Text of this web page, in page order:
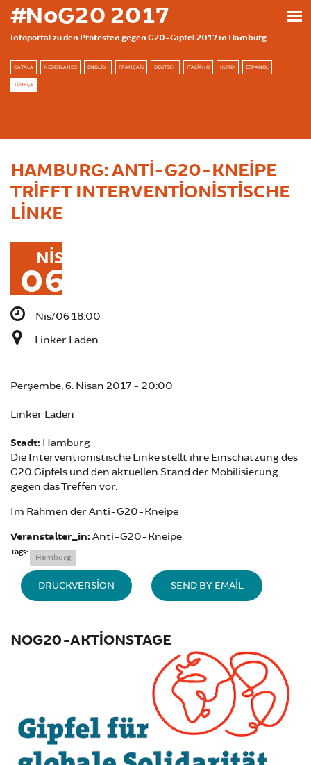
Ana içeriğe atla
#NoG20 2017
Infoportal zu den Protesten gegen G20-Gipfel 2017 in Hamburg
CATALÀ NEDERLANDS ENGLISH FRANÇAIS DEUTSCH ITALIANO KURDÎ ESPAÑOL
TÜRKÇE
HAMBURG: ANTI-G20-KNEIPE
TRIFFT INTERVENTIONISTISCHE
LINKE
NIS
06
Nis/06 18:00
Linker Laden
Perşembe, 6. Nisan 2017 - 20:00
Linker Laden
Stadt: Hamburg
Die Interventionistische Linke stellt ihre Einschätzung des
G20 Gipfels und den aktuellen Stand der Mobilisierung
gegen das Treffen vor.
Im Rahmen der Anti-G20-Kneipe
Veranstalter_in: Anti-G20-Kneipe
Tags:
Hamburg
DRUCKVERSION SEND BY EMAIL
NOG20-AKTIONSTAGE